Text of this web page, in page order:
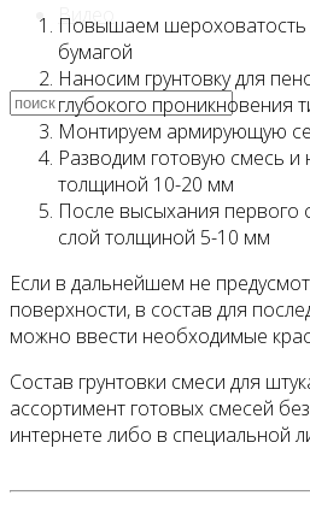
Видео
Повышаем шероховатость
бумагой
Наносим грунтовку для
глубокого проникновения
Монтируем армирующую
Разводим готовую смесь и
толщиной 10-20 мм
После высыхания первого
слой толщиной 5-10 мм
Если в дальнейшем не
поверхности, в состав для
можно ввести необходимые
Состав грунтовки смеси для
ассортимент готовых смесей
интернете либо в специальной